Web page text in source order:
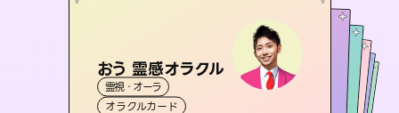
おう 霊感オラクル
霊視・オーラ
オラクルカード
アイリス -iris-
西洋占星術
ルーン
彗望
霊視・オーラ とうげんみう
霊視・オーラ未来視師＊花